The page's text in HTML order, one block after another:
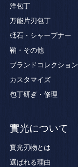
洋包丁
万能片刃包丁
砥石・シャープナー
鞘・その他
ブランドコレクション
カスタマイズ
包丁研ぎ・修理
實光について
實光刃物とは
選ばれる理由